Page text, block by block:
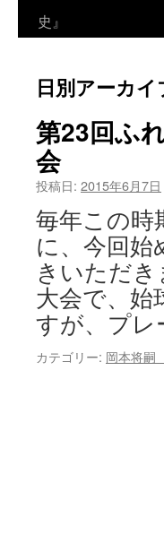
ツ
へ
ス
キ
ッ
プ
史』
日別アーカイ
第23回ふ
会
投稿日: 2015年6月7日
毎年この時
に、今回始
きいただ
大会で、
すが、プ
カテゴリー: 岡本将